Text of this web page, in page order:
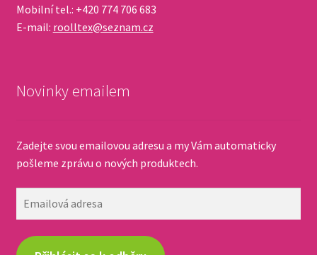
Mobilní tel.: +420 774 706 683
E-mail: roolltex@seznam.cz
Novinky emailem
Zadejte svou emailovou adresu a my Vám automaticky
pošleme zprávu o nových produktech.